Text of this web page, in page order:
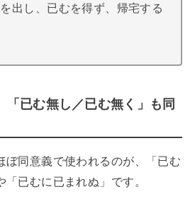
出し、已むを得ず、帰宅する
「已む無し／已む無く」も同
ぼ同意義で使われるのが、「已む
已むに已まれぬ」です。